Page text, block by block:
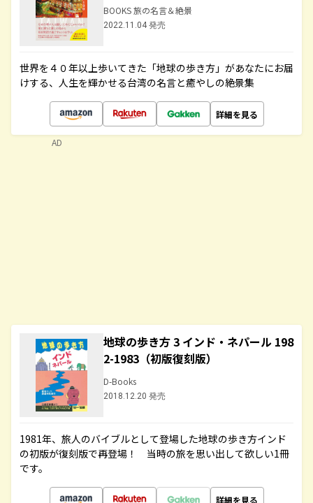
BOOKS 旅の名言＆絶景
2022.11.04 発売
世界を４０年以上歩いてきた「地球の歩き方」があなたにお届
けする、人生を輝かせる台湾の名言と癒やしの絶景集
詳細を見る
地球の歩き方 3 インド・ネパール 198
2-1983（初版復刻版）
D-Books
2018.12.20 発売
1981年、旅人のバイブルとして登場した地球の歩き方インド
の初版が復刻版で再登場！ 当時の旅を思い出して欲しい1冊
です。
詳細を見る
AD